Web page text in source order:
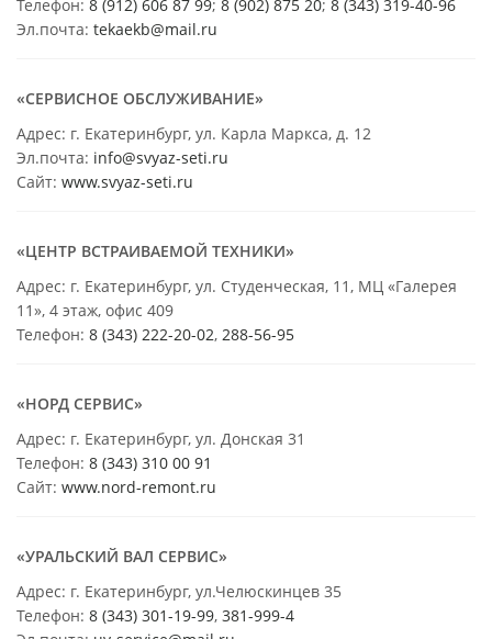
Телефон: 8 (912) 606 87 99; 8 (902) 875 20; 8 (343) 319-40-96
Эл.почта: tekaekb@mail.ru
«СЕРВИСНОЕ ОБСЛУЖИВАНИЕ»
Адрес: г. Екатеринбург, ул. Карла Маркса, д. 12
Эл.почта: info@svyaz-seti.ru
Сайт: www.svyaz-seti.ru
«ЦЕНТР ВСТРАИВАЕМОЙ ТЕХНИКИ»
Адрес: г. Екатеринбург, ул. Студенческая, 11, МЦ «Галерея
11», 4 этаж, офис 409
Телефон: 8 (343) 222-20-02, 288-56-95
«НОРД СЕРВИС»
Адрес: г. Екатеринбург, ул. Донская 31
Телефон: 8 (343) 310 00 91
Сайт: www.nord-remont.ru
«УРАЛЬСКИЙ ВАЛ СЕРВИС»
Адрес: г. Екатеринбург, ул.Челюскинцев 35
Телефон: 8 (343) 301-19-99, 381-999-4